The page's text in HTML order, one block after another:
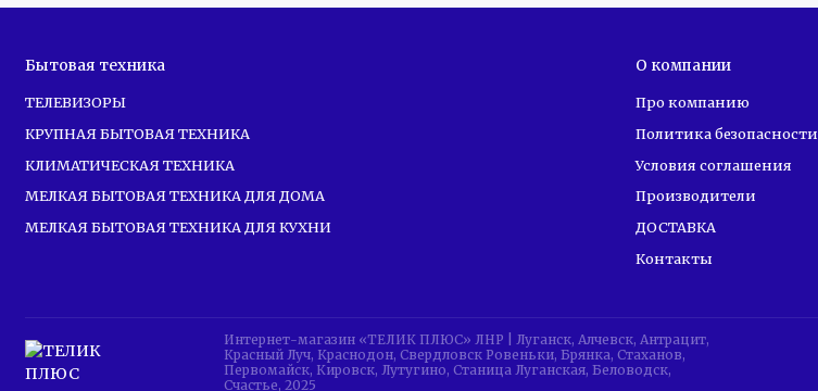
Бытовая техника
ТЕЛЕВИЗОРЫ
КРУПНАЯ БЫТОВАЯ ТЕХНИКА
КЛИМАТИЧЕСКАЯ ТЕХНИКА
МЕЛКАЯ БЫТОВАЯ ТЕХНИКА ДЛЯ ДОМА
МЕЛКАЯ БЫТОВАЯ ТЕХНИКА ДЛЯ КУХНИ
О компании
Про компанию
Политика безопасности
Условия соглашения
Производители
ДОСТАВКА
Контакты
Интернет-магазин «ТЕЛИК ПЛЮС» ЛНР | Луганск, Алчевск, Антрацит,
Красный Луч, Краснодон, Свердловск Ровеньки, Брянка, Стаханов,
Первомайск, Кировск, Лутугино, Станица Луганская, Беловодск,
Счастье, 2025